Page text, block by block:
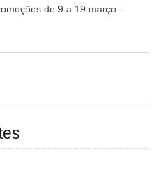
de 9 a 19 março -